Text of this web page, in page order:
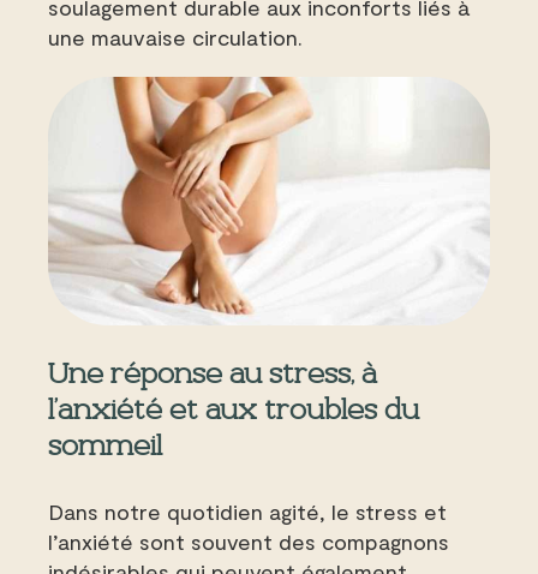
soulagement durable aux inconforts liés à
une mauvaise circulation.
Une réponse au stress, à
l’anxiété et aux troubles du
sommeil
Dans notre quotidien agité, le stress et
l’anxiété sont souvent des compagnons